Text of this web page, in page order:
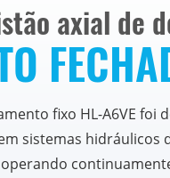
axial de
fixo HL-A6VE
sistemas hidráulicos